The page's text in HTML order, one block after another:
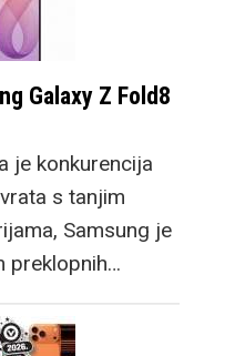
Galaxy Z Fold8
je konkurencija
s tanjim
Samsung je
preklopnih…